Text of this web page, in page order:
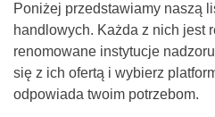
Poniżej przedstawiamy naszą
handlowych. Każda z nich jest
renomowane instytucje
się z ich ofertą i wybierz
odpowiada twoim potrzebom.